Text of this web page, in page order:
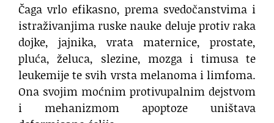
Čaga vrlo efikasno, prema svedočanstvima i
istraživanjima ruske nauke deluje protiv raka
dojke, jajnika, vrata maternice, prostate,
pluća, želuca, slezine, mozga i timusa te
leukemije te svih vrsta melanoma i limfoma.
Ona svojim moćnim protivupalnim dejstvom
i mehanizmom apoptoze uništava